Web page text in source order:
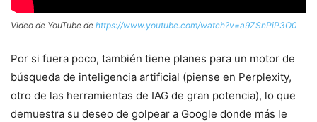
Video de YouTube de https://www.youtube.com/watch?v=a9ZSnPiP3O0
Por si fuera poco, también tiene planes para un motor de
búsqueda de inteligencia artificial (piense en Perplexity,
otro de las herramientas de IAG de gran potencia), lo que
demuestra su deseo de golpear a Google donde más le